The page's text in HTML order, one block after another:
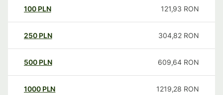
100 PLN 121,93 RON
250 PLN 304,82 RON
500 PLN 609,64 RON
1000 PLN 1219,28 RON